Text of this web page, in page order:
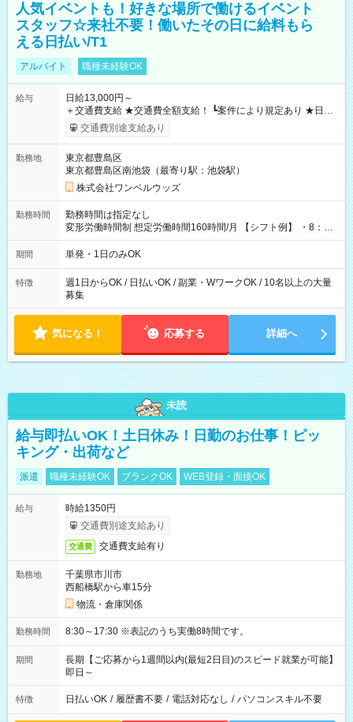
人気イベントも！好きな場所で働けるイベント
スタッフ☆来社不要！働いたその日に給料もら
える日払い/T1
アルバイト 職種未経験OK
給与
日給13,000円～
＋交通費支給 ★交通費全額支給！ ┗案件により規定あり ★日払
いOK！（規定あり） ┗働いたその日に現金GET♪ お仕事後はコ
ンビニATMから 日払い分を引き落とせます！ 【試用期間】試
交通費別途支給あり
勤務地
東京都豊島区
東京都豊島区南池袋（最寄り駅：池袋駅）
株式会社ワンベルウッズ
勤務時間
勤務時間は指定なし
変形労働時間制 想定労働時間160時間/月 【シフト例】 ・8：00
～21：00
期間 単発・1日のみOK
特徴
週1日からOK / 日払いOK / 副業・WワークOK / 10名以上の大量
募集
気になる！ 応募する 詳細へ
未読
給与即払いOK！土日休み！日勤のお仕事！ピッ
キング・出荷など
派遣 職種未経験OK ブランクOK WEB登録・面接OK
給与
時給1350円
交通費別途支給あり
交通費 交通費支給有り
勤務地
千葉県市川市
西船橋駅から車15分
物流・倉庫関係
勤務時間 8:30～17:30 ※表記のうち実働8時間です。
期間
長期【ご応募から1週間以内(最短2日目)のスピード就業が可能】
即日～
特徴 日払いOK / 履歴書不要 / 電話対応なし / パソコンスキル不要